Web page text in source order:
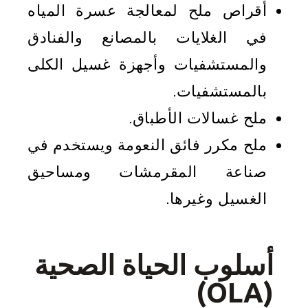
أقراص ملح لمعالجة عسرة المياه
في الغلايات بالمصانع والفنادق
والمستشفيات وأجهزة غسيل الكلى
بالمستشفيات.
ملح غسالات الأطباق.
ملح مكرر فائق النعومة ويستخدم في
صناعة المقرمشات ومساحيق
الغسيل وغيرها.
أسلوب الحياة الصحية
(OLA)